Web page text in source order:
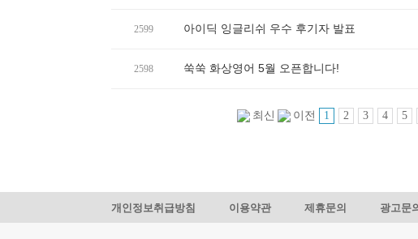
2599 아이딕 잉글리쉬 우수 후기자 발표
2598 쑥쑥 화상영어 5월 오픈합니다!
최신 이전 1 2 3 4 5
개인정보취급방침 이용약관 제휴문의 광고문